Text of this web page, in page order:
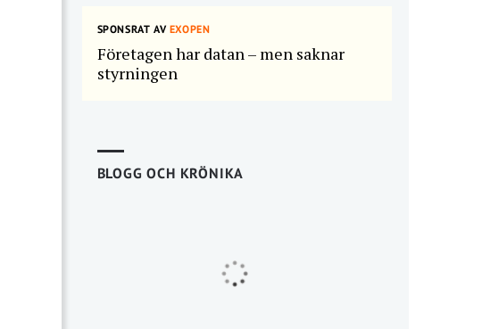
SPONSRAT AVEXOPEN
Företagen har datan – men saknar
styrningen
BLOGG OCH KRÖNIKA